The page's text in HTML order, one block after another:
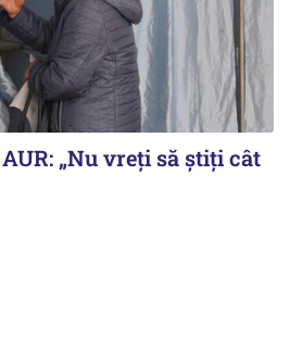
„Nu vreți să știți cât